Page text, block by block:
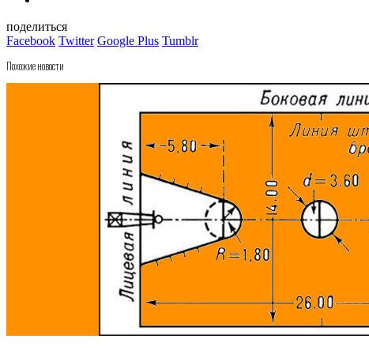
поделиться
Facebook Twitter Google Plus Tumblr
Похожие новости